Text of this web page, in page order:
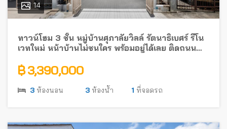
14
ทาวน์โฮม 3 ชั้น หมู่บ้านศุภาลัยวิลล์ รัตนาธิเบศร์ รีโน
เวทใหม่ หน้าบ้านไม่ชนใคร พร้อมอยู่ได้เลย ติดถนน
฿ 3,390,000
3 ห้องนอน 3 ห้องน้ำ 1 ที่จอดรถ